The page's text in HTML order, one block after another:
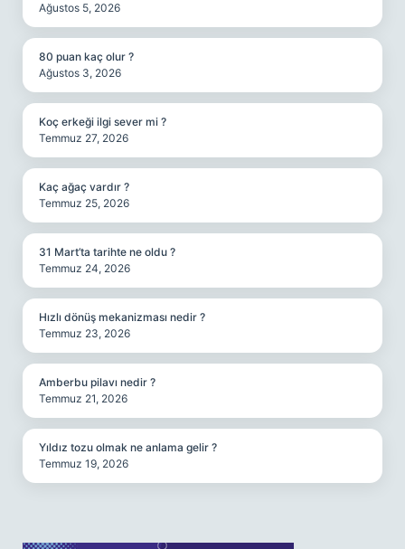
Ağustos 5, 2026
80 puan kaç olur ?
Ağustos 3, 2026
Koç erkeği ilgi sever mi ?
Temmuz 27, 2026
Kaç ağaç vardır ?
Temmuz 25, 2026
31 Mart’ta tarihte ne oldu ?
Temmuz 24, 2026
Hızlı dönüş mekanizması nedir ?
Temmuz 23, 2026
Amberbu pilavı nedir ?
Temmuz 21, 2026
Yıldız tozu olmak ne anlama gelir ?
Temmuz 19, 2026